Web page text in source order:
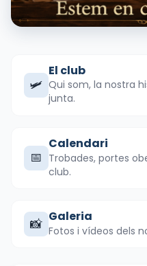
🛩️
El club
Qui som, la nostra
junta.
📅
Calendari
Trobades, portes
club.
📸 Galeria
Fotos i vídeos dels